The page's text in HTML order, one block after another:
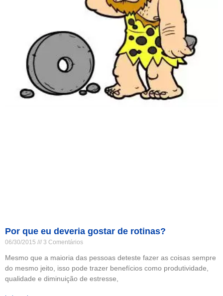
Por que eu deveria gostar de rotinas?
06/30/2015 3 Comentários
Mesmo que a maioria das pessoas deteste fazer as coisas sempre
do mesmo jeito, isso pode trazer benefícios como produtividade,
qualidade e diminuição de estresse,